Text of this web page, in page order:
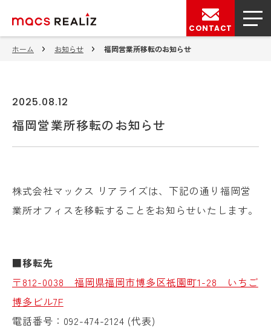
CONTACT
ホーム
お知らせ 福岡営業所移転のお知らせ
2025.08.12
福岡営業所移転のお知らせ
株式会社マックス リアライズは、下記の通り福岡営
業所オフィスを移転することをお知らせいたします。
■移転先
〒812-0038 福岡県福岡市博多区祇園町1-28 いちご
博多ビル7F
電話番号：092-474-2124 (代表)